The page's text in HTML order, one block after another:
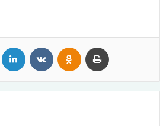
Twitter LinkedIn VKontakteOdnoklassniki